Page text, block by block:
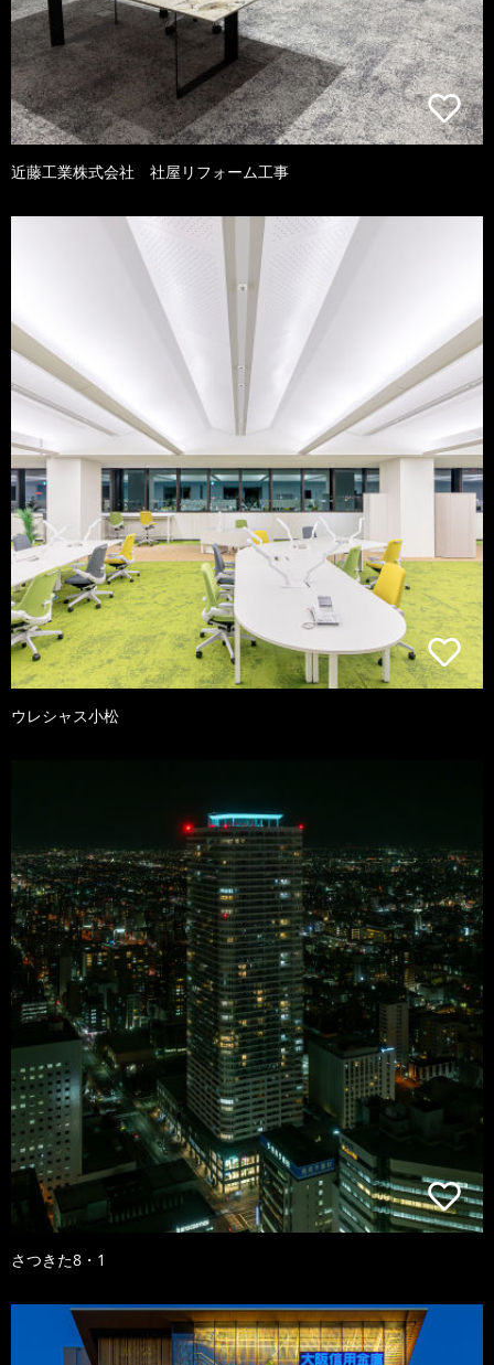
近藤工業株式会社 社屋リフォーム工事
ウレシャス小松
さつきた8・1